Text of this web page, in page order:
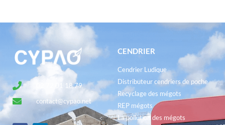
02 72 01 18 79
contact@cypao.net
CENDRIER
Cendrier Ludique
Distributeur cendriers de poche
Recyclage des mégots
REP mégots
La pollution des mégots